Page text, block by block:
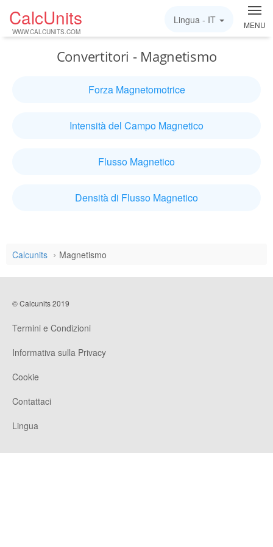
CalcUnits
WWW.CALCUNITS.COM
MENU
Lingua - IT
Convertitori - Magnetismo
Forza Magnetomotrice
Intensità del Campo Magnetico
Flusso Magnetico
Densità di Flusso Magnetico
Calcunits Magnetismo
© Calcunits 2019
Termini e Condizioni
Informativa sulla Privacy
Cookie
Contattaci
Lingua